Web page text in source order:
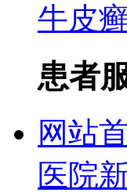
牛皮
患者
网站
医院